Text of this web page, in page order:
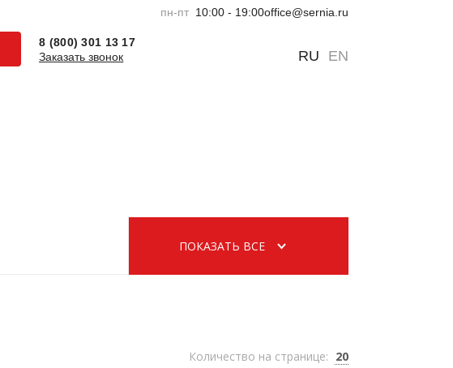
пн-пт 10:00 - 19:00office@sernia.ru
8 (800) 301 13 17
Заказать звонок
RU EN
ПОКАЗАТЬ ВСЕ
Количество на странице: 20